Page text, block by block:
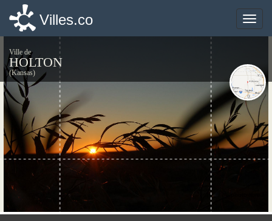
Toggle
Villes.co
Ville de
HOLTON
(Kansas)
Toggle
Villes.co